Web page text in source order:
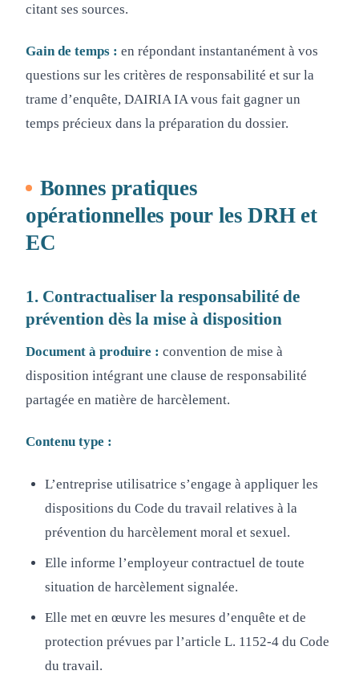
citant ses sources.
Gain de temps : en répondant instantanément à vos
questions sur les critères de responsabilité et sur la
trame d’enquête, DAIRIA IA vous fait gagner un
temps précieux dans la préparation du dossier.
Bonnes pratiques
opérationnelles pour les DRH et
EC
1. Contractualiser la responsabilité de
prévention dès la mise à disposition
Document à produire : convention de mise à
disposition intégrant une clause de responsabilité
partagée en matière de harcèlement.
Contenu type :
L’entreprise utilisatrice s’engage à appliquer les
dispositions du Code du travail relatives à la
prévention du harcèlement moral et sexuel.
Elle informe l’employeur contractuel de toute
situation de harcèlement signalée.
Elle met en œuvre les mesures d’enquête et de
protection prévues par l’article L. 1152-4 du Code
du travail.